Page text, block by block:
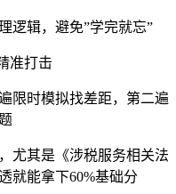
逻辑，避免”学完就忘”
准打击
限时模拟找差距，第二遍
尤其是《涉税服务相关法
就能拿下60%基础分